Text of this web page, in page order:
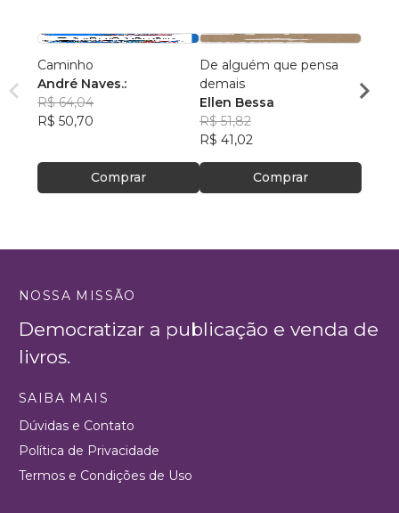
Caminho
André Naves.:
R$ 64,04
R$ 50,70
Comprar
De alguém que pensa
demais
Ellen Bessa
R$ 51,82
R$ 41,02
Comprar
NOSSA MISSÃO
Democratizar a publicação e venda de
livros.
SAIBA MAIS
Dúvidas e Contato
Política de Privacidade
Termos e Condições de Uso